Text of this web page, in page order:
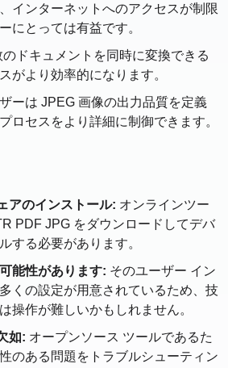
インターネットへのアクセスが制限
にとっては有益です。
のドキュメントを同時に変換できる
がより効率的になります。
ーは JPEG 画像の出力品質を定義
ロセスをより詳細に制御できます。
アのインストール: オンラインツー
PDF JPG をダウンロードしてデバ
する必要があります。
能性があります: そのユーザー イン
くの設定が用意されているため、技
操作が難しいかもしれません。
如: オープンソース ツールであるた
のある問題をトラブルシューティン